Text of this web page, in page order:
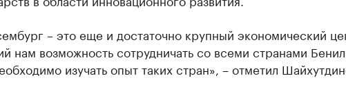
– это еще и достаточно крупный экономический
нам возможность сотрудничать со всеми странами
изучать опыт таких стран», – отметил